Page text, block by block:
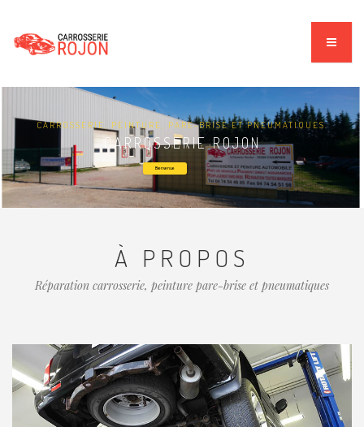
CARROSSERIE, PEINTURE, PARE-BRISE ET PNEUMATIQUES.
CARROSSERIE ROJON
Bienvenue
À PROPOS
Réparation carrosserie, peinture pare-brise et pneumatiques